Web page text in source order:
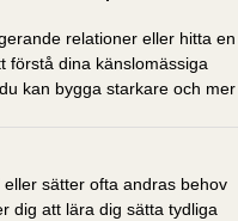
relationer eller hitta en
förstå dina känslomässiga
kan bygga starkare och mer
eller sätter ofta andras behov
dig att lära dig sätta tydliga